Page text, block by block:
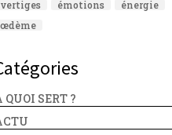
vertiges émotions
énergie
œdème
QUOI SERT ?